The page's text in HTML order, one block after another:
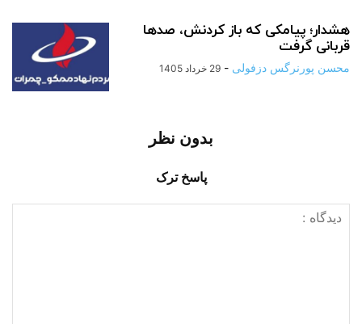
هشدار؛ پیامکی که باز کردنش، صدها
قربانی گرفت
محسن پورنرگس دزفولی - 29 خرداد 1405
بدون نظر
پاسخ ترک